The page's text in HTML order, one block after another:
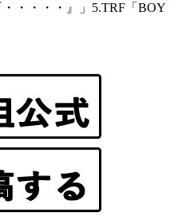
・・・・』」5.TRF「BOY